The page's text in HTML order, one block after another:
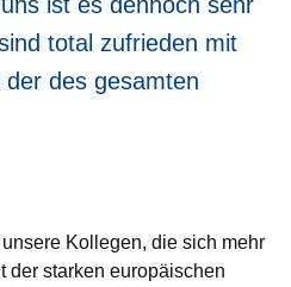
total zufrieden mit
des gesamten
Kollegen, die sich mehr
der starken europäischen